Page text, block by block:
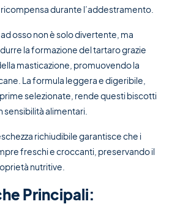
durante l’addestramento.
osso non è solo divertente, ma
la formazione del tartaro grazie
masticazione, promuovendo la
La formula leggera e digeribile,
selezionate, rende questi biscotti
sensibilità alimentari.
richiudibile garantisce che i
freschi e croccanti, preservando il
nutritive.
Principali: